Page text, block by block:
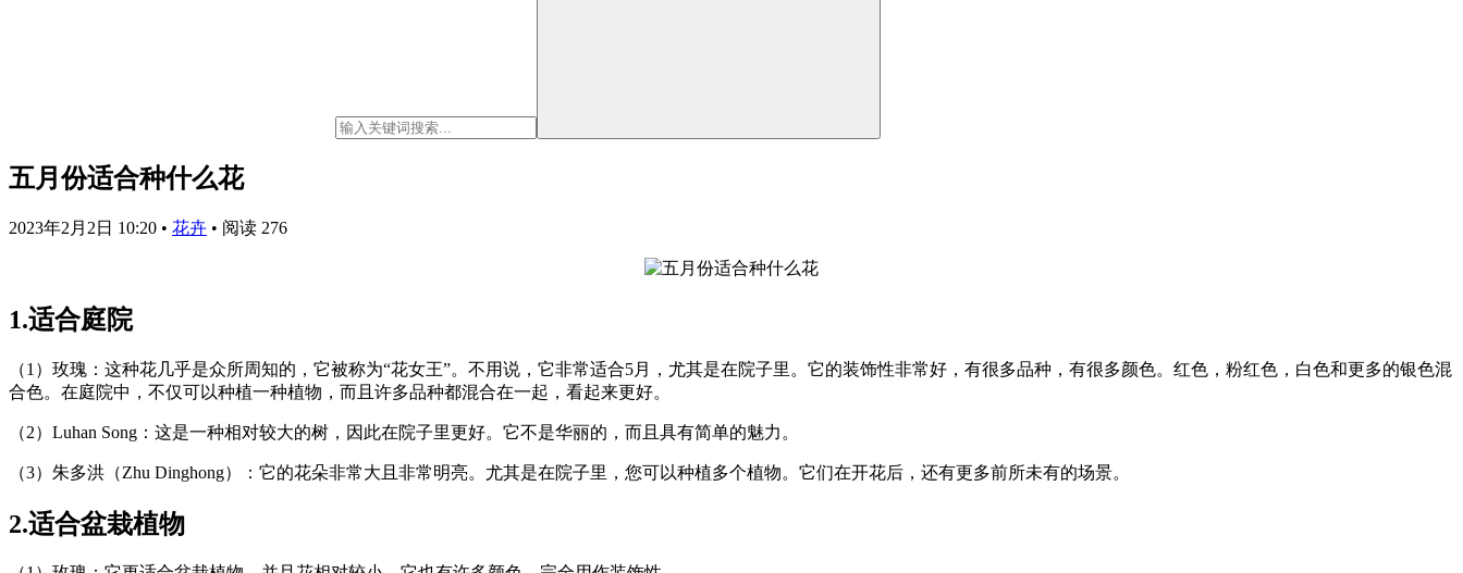
五月份适合种什么花
2023年2月2日 10:20 • 花卉 • 阅读 276
1.适合庭院
（1）玫瑰：这种花几乎是众所周知的，它被称为“花女王”。不用说，它非常适合5月，尤其是在院子里。它的装饰性非常好，有很多品种，有很多颜色。红色，粉红色，白色和更多的银色混
合色。在庭院中，不仅可以种植一种植物，而且许多品种都混合在一起，看起来更好。
（2）Luhan Song：这是一种相对较大的树，因此在院子里更好。它不是华丽的，而且具有简单的魅力。
（3）朱多洪（Zhu Dinghong）：它的花朵非常大且非常明亮。尤其是在院子里，您可以种植多个植物。它们在开花后，还有更多前所未有的场景。
2.适合盆栽植物